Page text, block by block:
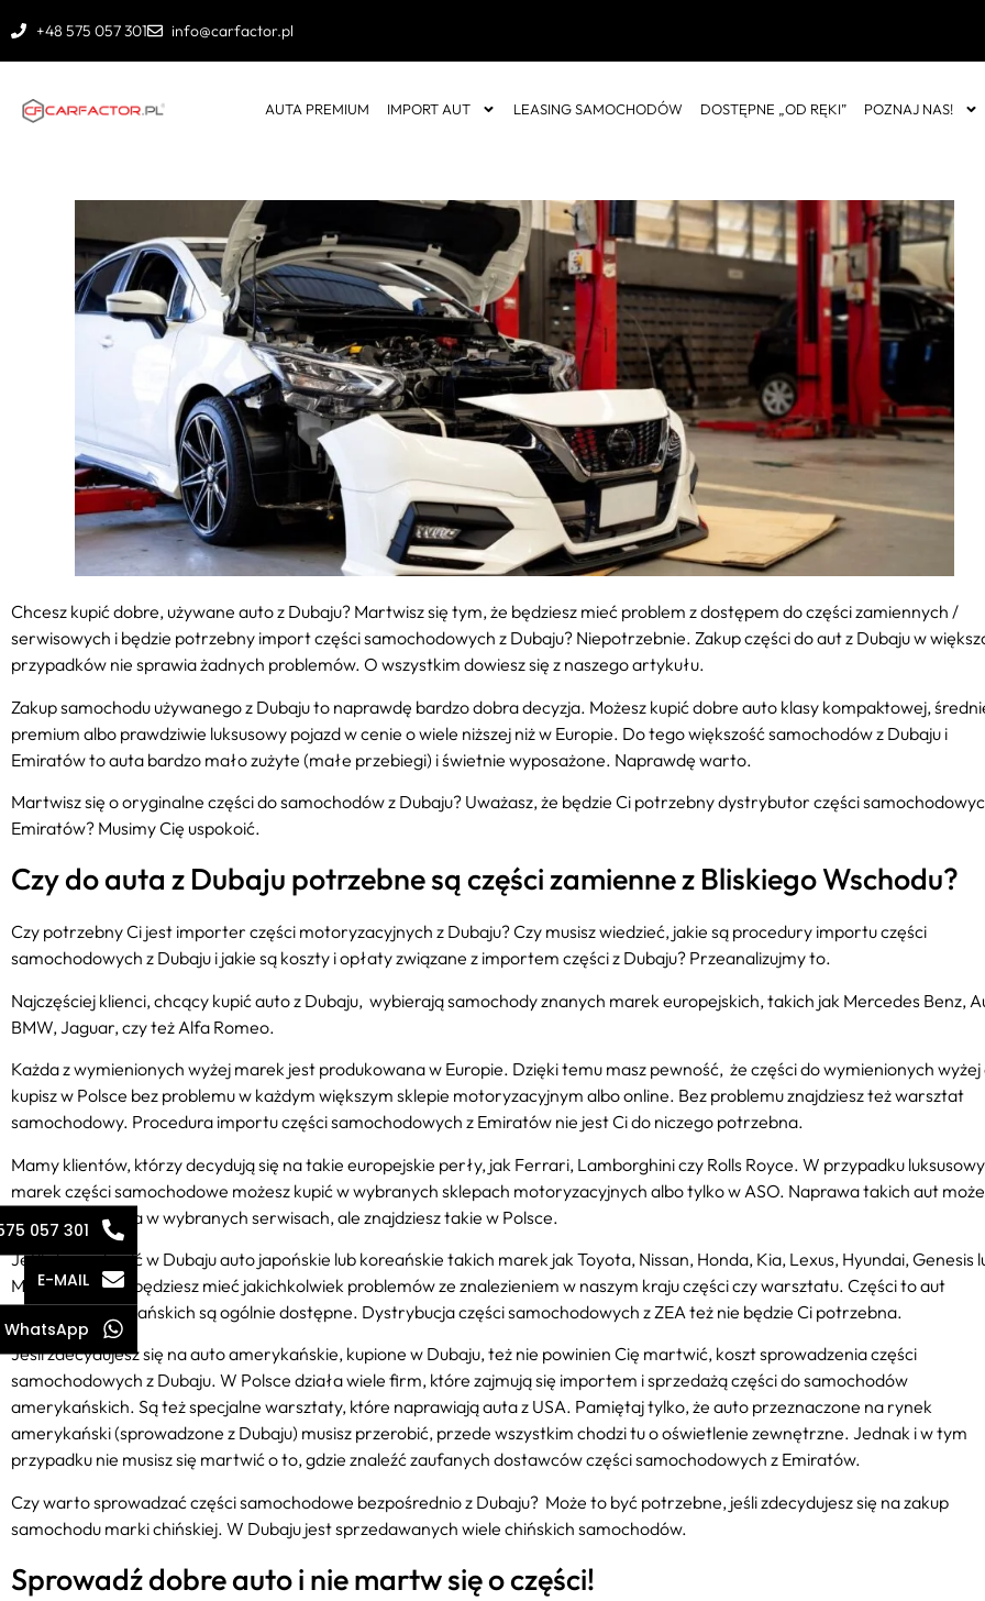
+48 575 057 301 info@carfactor.pl
AUTA PREMIUM IMPORT AUT LEASING SAMOCHODÓW DOSTĘPNE „OD RĘKI” POZNAJ NAS!
Chcesz kupić dobre, używane auto z Dubaju? Martwisz się tym, że będziesz mieć problem z dostępem do części zamiennych /
serwisowych i będzie potrzebny import części samochodowych z Dubaju? Niepotrzebnie. Zakup części do aut z Dubaju w
przypadków nie sprawia żadnych problemów. O wszystkim dowiesz się z naszego artykułu.
Zakup samochodu używanego z Dubaju to naprawdę bardzo dobra decyzja. Możesz kupić dobre auto klasy kompaktowej,
premium albo prawdziwie luksusowy pojazd w cenie o wiele niższej niż w Europie. Do tego większość samochodów z Dubaju i
Emiratów to auta bardzo mało zużyte (małe przebiegi) i świetnie wyposażone. Naprawdę warto.
Martwisz się o oryginalne części do samochodów z Dubaju? Uważasz, że będzie Ci potrzebny dystrybutor części
Emiratów? Musimy Cię uspokoić.
Czy do auta z Dubaju potrzebne są części zamienne z Bliskiego Wschodu?
Czy potrzebny Ci jest importer części motoryzacyjnych z Dubaju? Czy musisz wiedzieć, jakie są procedury importu części
samochodowych z Dubaju i jakie są koszty i opłaty związane z importem części z Dubaju? Przeanalizujmy to.
Najczęściej klienci, chcący kupić auto z Dubaju, wybierają samochody znanych marek europejskich, takich jak Mercedes Benz,
BMW, Jaguar, czy też Alfa Romeo.
Każda z wymienionych wyżej marek jest produkowana w Europie. Dzięki temu masz pewność, że części do wymienionych wyżej
kupisz w Polsce bez problemu w każdym większym sklepie motoryzacyjnym albo online. Bez problemu znajdziesz też warsztat
samochodowy. Procedura importu części samochodowych z Emiratów nie jest Ci do niczego potrzebna.
Mamy klientów, którzy decydują się na takie europejskie perły, jak Ferrari, Lamborghini czy Rolls Royce. W przypadku
marek części samochodowe możesz kupić w wybranych sklepach motoryzacyjnych albo tylko w ASO. Naprawa takich aut
przeprowadzona w wybranych serwisach, ale znajdziesz takie w Polsce.
Jeśli chcesz kupić w Dubaju auto japońskie lub koreańskie takich marek jak Toyota, Nissan, Honda, Kia, Lexus, Hyundai, Genesis
Mazda – też nie będziesz mieć jakichkolwiek problemów ze znalezieniem w naszym kraju części czy warsztatu. Części to aut
japońskich i koreańskich są ogólnie dostępne. Dystrybucja części samochodowych z ZEA też nie będzie Ci potrzebna.
Jeśli zdecydujesz się na auto amerykańskie, kupione w Dubaju, też nie powinien Cię martwić, koszt sprowadzenia części
samochodowych z Dubaju. W Polsce działa wiele firm, które zajmują się importem i sprzedażą części do samochodów
amerykańskich. Są też specjalne warsztaty, które naprawiają auta z USA. Pamiętaj tylko, że auto przeznaczone na rynek
amerykański (sprowadzone z Dubaju) musisz przerobić, przede wszystkim chodzi tu o oświetlenie zewnętrzne. Jednak i w tym
przypadku nie musisz się martwić o to, gdzie znaleźć zaufanych dostawców części samochodowych z Emiratów.
Czy warto sprowadzać części samochodowe bezpośrednio z Dubaju? Może to być potrzebne, jeśli zdecydujesz się na zakup
samochodu marki chińskiej. W Dubaju jest sprzedawanych wiele chińskich samochodów.
Sprowadź dobre auto i nie martw się o części!
057 301
E-MAIL
WhatsApp